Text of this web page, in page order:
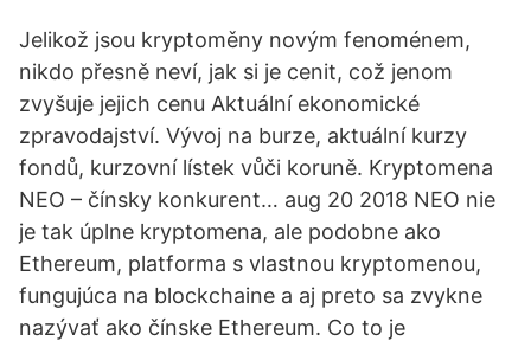
Jelikož jsou kryptoměny novým fenoménem,
nikdo přesně neví, jak si je cenit, což jenom
zvyšuje jejich cenu Aktuální ekonomické
zpravodajství. Vývoj na burze, aktuální kurzy
fondů, kurzovní lístek vůči koruně. Kryptomena
NEO – čínsky konkurent… aug 20 2018 NEO nie
je tak úplne kryptomena, ale podobne ako
Ethereum, platforma s vlastnou kryptomenou,
fungujúca na blockchaine a aj preto sa zvykne
nazývať ako čínske Ethereum. Co to je